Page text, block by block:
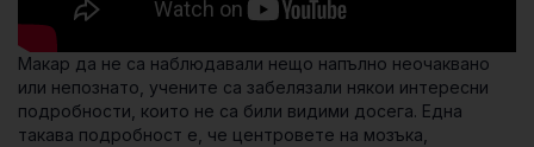
Макар да не са наблюдавали нещо напълно неочаквано
или непознато, учените са забелязали някои интересни
подробности, които не са били видими досега. Една
такава подробност е, че центровете на мозъка,